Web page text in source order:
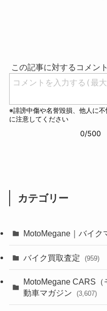
カテゴリー
MotoMegane｜バイク
(44)
バイク買取査定 (959)
MotoMegane CARS（
動車マガジン
(3,607)